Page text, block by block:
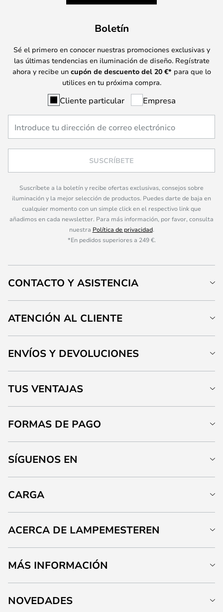
Boletín
Sé el primero en conocer nuestras promociones exclusivas y
las últimas tendencias en iluminación de diseño. Regístrate
ahora y recibe un cupón de descuento del 20 €* para que lo
utilices en tu próxima compra.
Cliente particular Empresa
SUSCRÍBETE
Suscríbete a la boletín y recibe ofertas exclusivas, consejos sobre
iluminación y la mejor selección de productos. Puedes darte de baja en
cualquier momento con un simple click en el respectivo link que
añadimos en cada newsletter. Para más información, por favor, consulta
nuestra Política de privacidad.
*En pedidos superiores a 249 €.
CONTACTO Y ASISTENCIA
ATENCIÓN AL CLIENTE
ENVÍOS Y DEVOLUCIONES
TUS VENTAJAS
FORMAS DE PAGO
SÍGUENOS EN
CARGA
ACERCA DE LAMPEMESTEREN
MÁS INFORMACIÓN
NOVEDADES